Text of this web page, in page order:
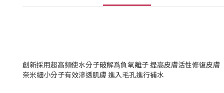
創新採用超高頻使水分子破解爲負氧離子 提高皮膚活性修復皮膚
奈米細小分子有效滲透肌膚 進入毛孔進行補水